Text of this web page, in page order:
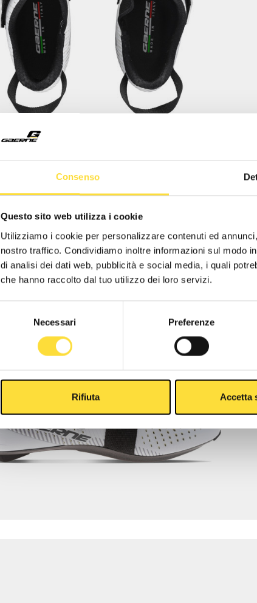
Consenso
Questo sito web utilizza i cookie
Utilizziamo i cookie per personalizzare contenuti ed
nostro traffico. Condividiamo inoltre informazioni sul modo
di analisi dei dati web, pubblicità e social media, i quali
che hanno raccolto dal tuo utilizzo dei loro servizi.
Necessari Preferenze
Rifiuta Accetta